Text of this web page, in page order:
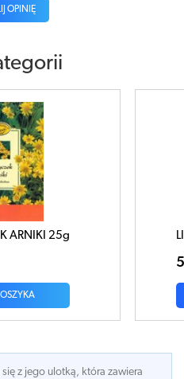
OPINIĘ
LIŚĆ Babki lancetowatej 50g
z jego ulotką, która zawiera